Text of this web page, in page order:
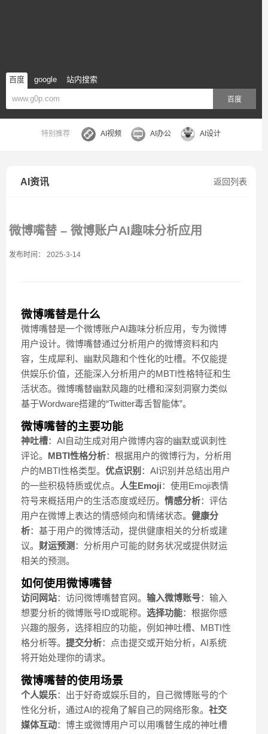
百度 google 站内搜索
百度
特别推荐 AI视频 AI办公 AI设计
返回列表
AI资讯
微博嘴替 – 微博账户AI趣味分析应用
发布时间： 2025-3-14
微博嘴替是什么
微博嘴替是一个微博账户AI趣味分析应用，专为微博
用户设计。微博嘴替通过分析用户的微博资料和内
容，生成犀利、幽默风趣和个性化的吐槽。不仅能提
供娱乐价值，还能深入分析用户的MBTI性格特征和生
活状态。微博嘴替幽默风趣的吐槽和深刻洞察力类似
基于Wordware搭建的“Twitter毒舌智能体”。
微博嘴替的主要功能
神吐槽：AI自动生成对用户微博内容的幽默或讽刺性
评论。 MBTI性格分析：根据用户的微博行为，分析用
户的MBTI性格类型。 优点识别 ：AI识别并总结出用户
的一些积极特质或优点。
人生Emoji：使用Emoji表情
符号来概括用户的生活态度或经历。 情感分析：评估
用户在微博上表达的情感倾向和情绪状态。 健康分
析：基于用户的微博活动，提供健康相关的分析或建
议。 财运预测 ：分析用户可能的财务状况或提供财运
相关的预测。
如何使用微博嘴替
访问网站：访问微博嘴替官网。 输入微博账号：输入
想要分析的微博账号ID或昵称。 选择功能：根据你感
兴趣的服务，选择相应的功能，例如神吐槽、MBTI性
格分析等。 提交分析：点击提交或开始分析，AI系统
将开始处理你的请求。
微博嘴替的使用场景
个人娱乐：出于好奇或娱乐目的，自己微博账号的个
性化分析，通过AI的视角了解自己的网络形象。 社交
媒体互动：博主或微博用户可以用嘴替生成的神吐槽